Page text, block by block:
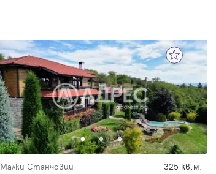
Малки Станчовци 325 кв.м.